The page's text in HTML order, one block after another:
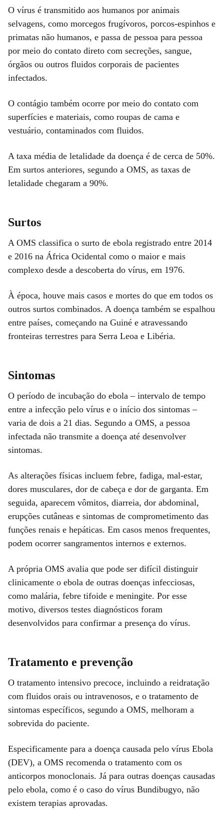
O vírus é transmitido aos humanos por animais
selvagens, como morcegos frugívoros, porcos-espinhos e
primatas não humanos, e passa de pessoa para pessoa
por meio do contato direto com secreções, sangue,
órgãos ou outros fluidos corporais de pacientes
infectados.
O contágio também ocorre por meio do contato com
superfícies e materiais, como roupas de cama e
vestuário, contaminados com fluidos.
A taxa média de letalidade da doença é de cerca de 50%.
Em surtos anteriores, segundo a OMS, as taxas de
letalidade chegaram a 90%.
Surtos
A OMS classifica o surto de ebola registrado entre 2014
e 2016 na África Ocidental como o maior e mais
complexo desde a descoberta do vírus, em 1976.
À época, houve mais casos e mortes do que em todos os
outros surtos combinados. A doença também se espalhou
entre países, começando na Guiné e atravessando
fronteiras terrestres para Serra Leoa e Libéria.
Sintomas
O período de incubação do ebola – intervalo de tempo
entre a infecção pelo vírus e o início dos sintomas –
varia de dois a 21 dias. Segundo a OMS, a pessoa
infectada não transmite a doença até desenvolver
sintomas.
As alterações físicas incluem febre, fadiga, mal-estar,
dores musculares, dor de cabeça e dor de garganta. Em
seguida, aparecem vômitos, diarreia, dor abdominal,
erupções cutâneas e sintomas de comprometimento das
funções renais e hepáticas. Em casos menos frequentes,
podem ocorrer sangramentos internos e externos.
A própria OMS avalia que pode ser difícil distinguir
clinicamente o ebola de outras doenças infecciosas,
como malária, febre tifoide e meningite. Por esse
motivo, diversos testes diagnósticos foram
desenvolvidos para confirmar a presença do vírus.
Tratamento e prevenção
O tratamento intensivo precoce, incluindo a reidratação
com fluidos orais ou intravenosos, e o tratamento de
sintomas específicos, segundo a OMS, melhoram a
sobrevida do paciente.
Especificamente para a doença causada pelo vírus Ebola
(DEV), a OMS recomenda o tratamento com os
anticorpos monoclonais. Já para outras doenças causadas
pelo ebola, como é o caso do vírus Bundibugyo, não
existem terapias aprovadas.